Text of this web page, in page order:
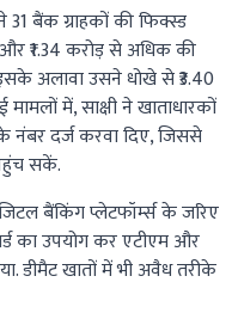
बैंक ग्राहकों की फिक्स्ड
₹1.34 करोड़ से अधिक की
अलावा उसने धोखे से ₹3.40
में, साक्षी ने खाताधारकों
दर्ज करवा दिए, जिससे
सकें.
बैंकिंग प्लेटफॉर्म्स के जरिए
का उपयोग कर एटीएम और
डीमैट खातों में भी अवैध तरीके